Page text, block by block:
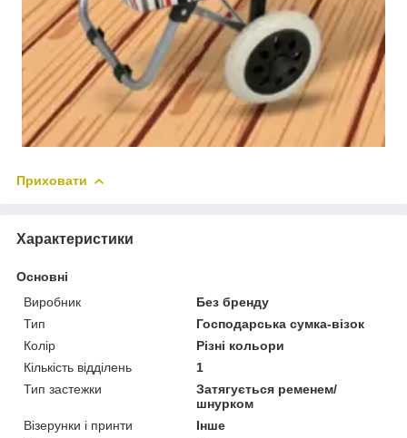
Приховати
Характеристики
Основні
Виробник
Без бренду
Тип
Господарська сумка-візок
Колір
Різні кольори
Кількість відділень
1
Тип застежки
Затягується ременем/
шнурком
Візерунки і принти
Інше